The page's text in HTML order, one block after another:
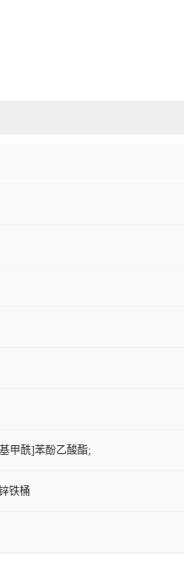
甲酰]苯酚乙酸酯;
铁桶